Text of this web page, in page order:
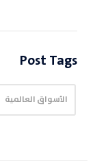
Post Tags
الأسواق العالمية